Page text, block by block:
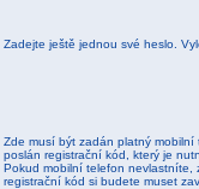
Zadejte ještě jednou své heslo.
Zde musí být zadán platný
poslán registrační kód, který je
Pokud mobilní telefon nevlastníte,
registrační kód si budete muset